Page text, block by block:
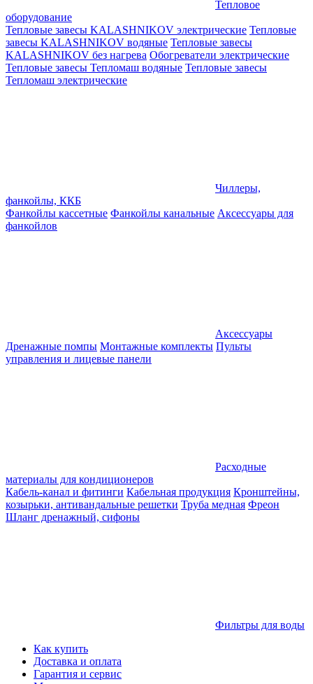
Тепловое
оборудование
Тепловые завесы KALASHNIKOV электрические Тепловые
завесы KALASHNIKOV водяные Тепловые завесы
KALASHNIKOV без нагрева Обогреватели электрические
Тепловые завесы Тепломаш водяные Тепловые завесы
Тепломаш электрические
Чиллеры,
фанкойлы, ККБ
Фанкойлы кассетные Фанкойлы канальные Аксессуары для
фанкойлов
Аксессуары
Дренажные помпы Монтажные комплекты Пульты
управления и лицевые панели
Расходные
материалы для кондиционеров
Кабель-канал и фитинги Кабельная продукция Кронштейны,
козырьки, антивандальные решетки Труба медная Фреон
Шланг дренажный, сифоны
Фильтры для воды
Как купить
Доставка и оплата
Гарантия и сервис